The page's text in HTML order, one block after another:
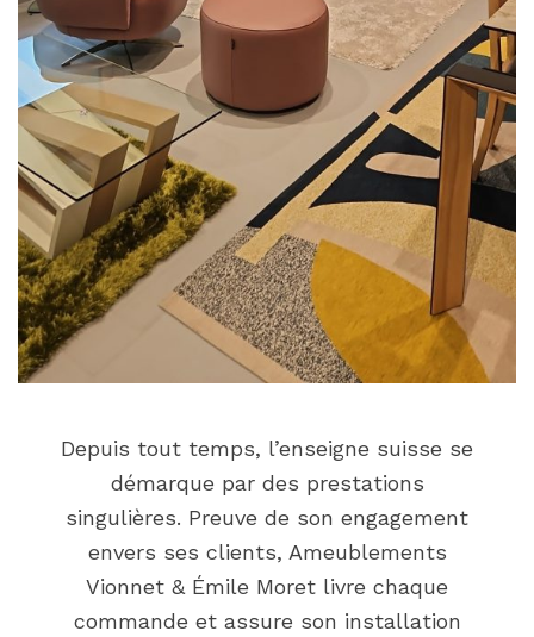
Depuis tout temps, l’enseigne suisse se
démarque par des prestations
singulières. Preuve de son engagement
envers ses clients, Ameublements
Vionnet & Émile Moret livre chaque
commande et assure son installation